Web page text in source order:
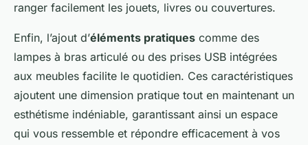
ranger facilement les jouets, livres ou couvertures.
Enfin, l’ajout d’éléments pratiques comme des
lampes à bras articulé ou des prises USB intégrées
aux meubles facilite le quotidien. Ces caractéristiques
ajoutent une dimension pratique tout en maintenant un
esthétisme indéniable, garantissant ainsi un espace
qui vous ressemble et répondre efficacement à vos